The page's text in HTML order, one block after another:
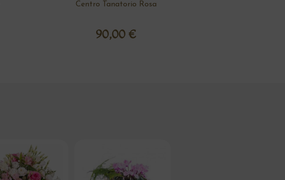
Centro Tanatorio Rosa
90,00 €